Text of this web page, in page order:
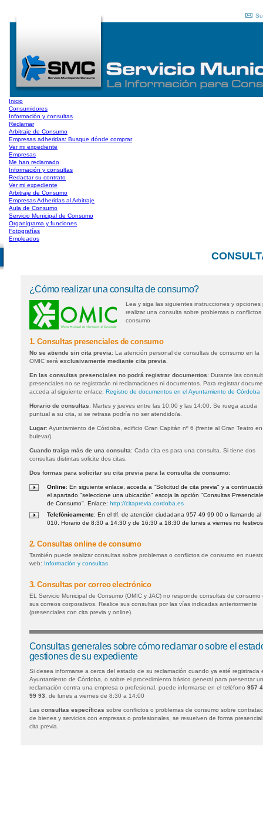
Inicio
Consumidores
Información y consultas
Reclamar
Arbitraje de Consumo
Empresas adheridas: Busque dónde comprar
Ver mi expediente
Empresas
Me han reclamado
Información y consultas
Redactar su contrato
Ver mi expediente
Arbitraje de Consumo
Empresas Adheridas al Arbitraje
Aula de Consumo
Servicio Municipal de Consumo
Organigrama y funciones
Fotografías
Empleados
¿Cómo realizar una consulta de consumo?
Lea y siga las siguientes instrucciones y opciones
realizar una consulta sobre problemas o conflictos
consumo
1. Consultas presenciales de consumo
No se atiende sin cita previa: La atención personal de consultas de consumo en la
OMIC será exclusivamente mediante cita previa
En las consultas presenciales no podrá registrar documentos: Durante las
presenciales no se registrarán ni reclamaciones ni documentos. Para registrar
acceda al siguiente enlace: Registro de documentos en el Ayuntamiento de Córdoba
Horario de consultas: Martes y jueves entre las 10:00 y las 14:00. Se ruega acuda
puntual a su cita, si se retrasa podría no ser atendido/a.
Lugar: Ayuntamiento de Córdoba, edificio Gran Capitán nº 6 (frente al Gran Teatro
bulevar).
Cuando traiga más de una consulta: Cada cita es para una consulta. Si tiene dos
consultas distintas solicite dos citas.
Dos formas para solicitar su cita previa para la consulta de consumo:
Online: En siguiente enlace, acceda a "Solicitud de cita previa" y a
el apartado "seleccione una ubicación" escoja la opción "Consultas
de Consumo". Enlace: http://citaprevia.cordoba.es
Telefónicamente: En el tlf. de atención ciudadana 957 49 99 00 o llamando al
010. Horario de 8:30 a 14:30 y de 16:30 a 18:30 de lunes a viernes no
2. Consultas online de consumo
También puede realizar consultas sobre problemas o conflictos de consumo en
web: Información y consultas
3. Consultas por correo electrónico
EL Servicio Municipal de Consumo (OMIC y JAC) no responde consultas de consumo
sus correos corporativos. Realice sus consultas por las vías indicadas anteriormente
(presenciales con cita previa y online).
Consultas generales sobre cómo reclamar o sobre el
gestiones de su expediente
Si desea informarse a cerca del estado de su reclamación cuando ya esté registrada
Ayuntamiento de Córdoba, o sobre el procedimiento básico general para presentar
reclamación contra una empresa o profesional, puede informarse en el teléfono 957
99 93 , de lunes a viernes de 8:30 a 14:00
Las consultas específicas sobre conflictos o problemas de consumo sobre
de bienes y servicios con empresas o profesionales, se resuelven de forma
cita previa.